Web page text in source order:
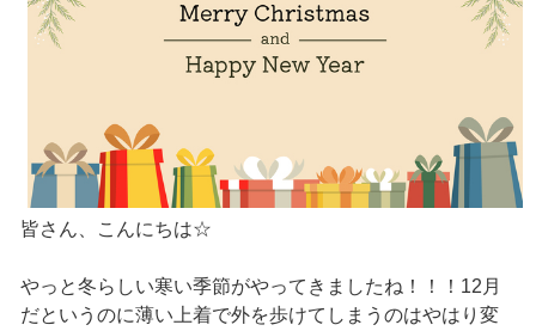
皆さん、こんにちは☆
やっと冬らしい寒い季節がやってきましたね！！！12月
だというのに薄い上着で外を歩けてしまうのはやはり変